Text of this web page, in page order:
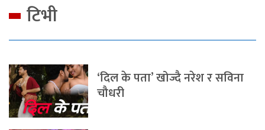
टिभी
‘दिल के पता’ खोज्दै नरेश र सविना
चौधरी